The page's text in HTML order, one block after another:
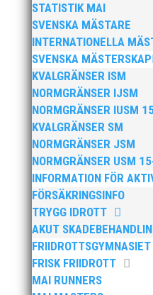
STATISTIK MAI
SVENSKA MÄSTARE
INTERNATIONELLA
SVENSKA MÄSTERSKAP
KVALGRÄNSER ISM
NORMGRÄNSER IJSM
NORMGRÄNSER IUSM
KVALGRÄNSER SM
NORMGRÄNSER JSM
NORMGRÄNSER USM
INFORMATION FÖR
FÖRSÄKRINGSINFO
TRYGG IDROTT
AKUT
FRISK FRIIDROTT
MAI RUNNERS
Nu kan du se när första
Hösten 2024. Klicka här!
Malmöloppet gick av
ruskväder. Fast det
som verkligen visade